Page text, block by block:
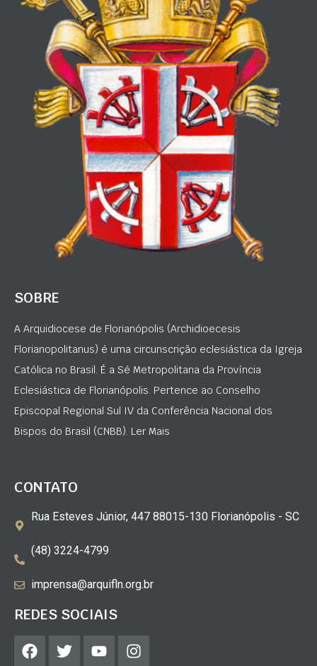
SOBRE
A Arquidiocese de Florianópolis (Archidioecesis
Florianopolitanus) é uma circunscrição eclesiástica da Igreja
Católica no Brasil. É a Sé Metropolitana da Província
Eclesiástica de Florianópolis. Pertence ao Conselho
Episcopal Regional Sul IV da Conferência Nacional dos
Bispos do Brasil (CNBB). Ler Mais
CONTATO
Rua Esteves Júnior, 447 88015-130 Florianópolis - SC
(48) 3224-4799
imprensa@arquifln.org.br
REDES SOCIAIS